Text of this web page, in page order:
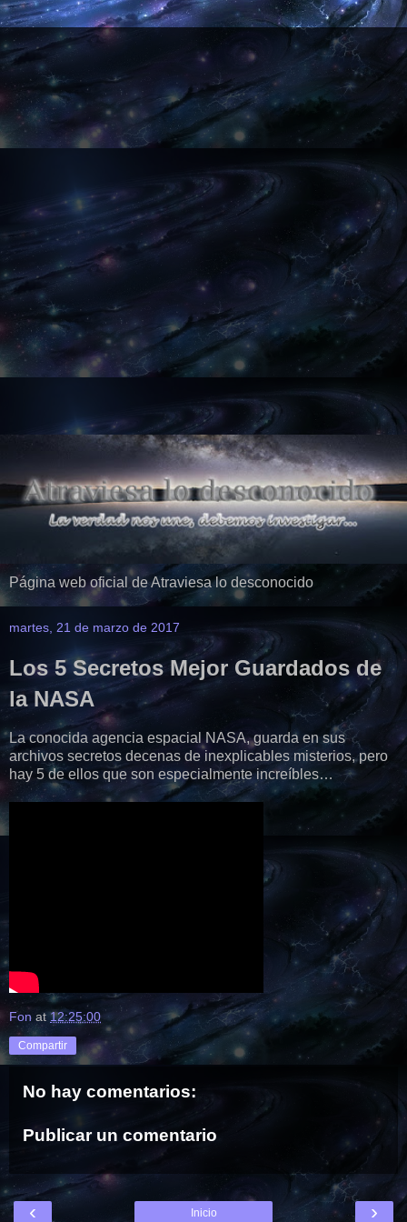
Página web oficial de Atraviesa lo desconocido
martes, 21 de marzo de 2017
Los 5 Secretos Mejor Guardados de
la NASA
La conocida agencia espacial NASA, guarda en sus
archivos secretos decenas de inexplicables misterios, pero
hay 5 de ellos que son especialmente increíbles…
Fon at 12:25:00
Compartir
No hay comentarios:
Publicar un comentario
‹ ›
Inicio